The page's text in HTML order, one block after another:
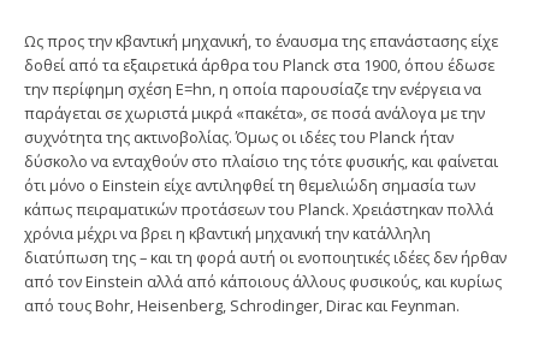
Ως προς την κβαντική μηχανική, το έναυσμα της επανάστασης είχε
δοθεί από τα εξαιρετικά άρθρα του Planck στα 1900, όπου έδωσε
την περίφημη σχέση E=hn, η οποία παρουσίαζε την ενέργεια να
παράγεται σε χωριστά μικρά «πακέτα», σε ποσά ανάλογα με την
συχνότητα της ακτινοβολίας. Όμως οι ιδέες του Planck ήταν
δύσκολο να ενταχθούν στο πλαίσιο της τότε φυσικής, και φαίνεται
ότι μόνο ο Einstein είχε αντιληφθεί τη θεμελιώδη σημασία των
κάπως πειραματικών προτάσεων του Planck. Xρειάστηκαν πολλά
χρόνια μέχρι να βρει η κβαντική μηχανική την κατάλληλη
διατύπωση της – και τη φορά αυτή οι ενοποιητικές ιδέες δεν ήρθαν
από τον Einstein αλλά από κάποιους άλλους φυσικούς, και κυρίως
από τους Bohr, Heisenberg, Schrodinger, Dirac και Feynman.